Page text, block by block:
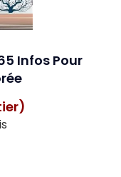
Infos Pour